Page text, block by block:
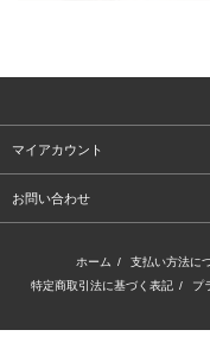
マイアカウント
お問い合わせ
ホーム / 支払い方法に
特定商取引法に基づく表記 / プ